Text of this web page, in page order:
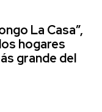
La Casa”,
hogares
grande del